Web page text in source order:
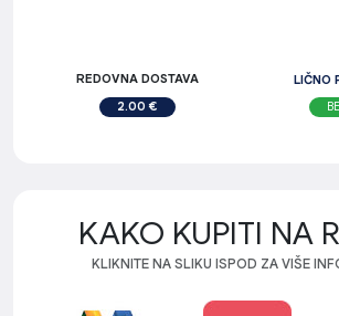
REDOVNA DOSTAVA
2.00 €
LIČNO
KAKO KUPITI NA
KLIKNITE NA SLIKU ISPOD ZA VIŠE